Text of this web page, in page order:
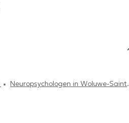
Neuropsychologen in Woluwe-Saint-